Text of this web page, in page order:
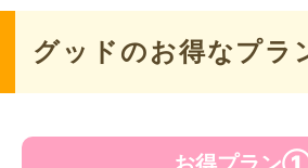
グッドのお得なプラ